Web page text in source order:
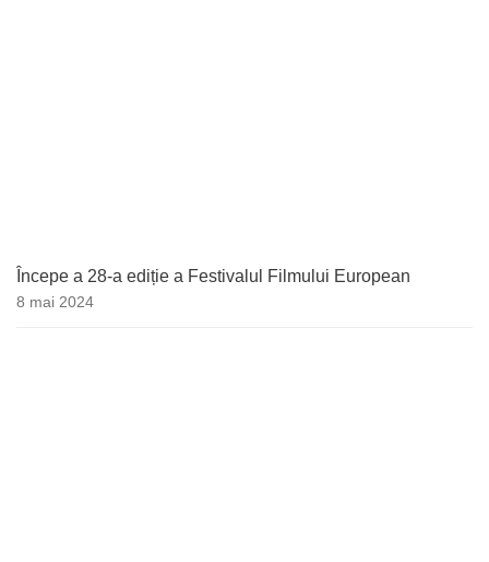
Începe a 28-a ediție a Festivalul Filmului European
8 mai 2024